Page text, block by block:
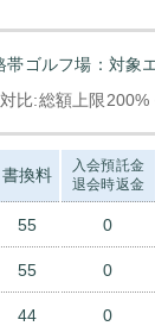
ゴルフ場：対象
対比:総額上限
書換料
入会預託金
退会時返金
55 0
55 0
44 0